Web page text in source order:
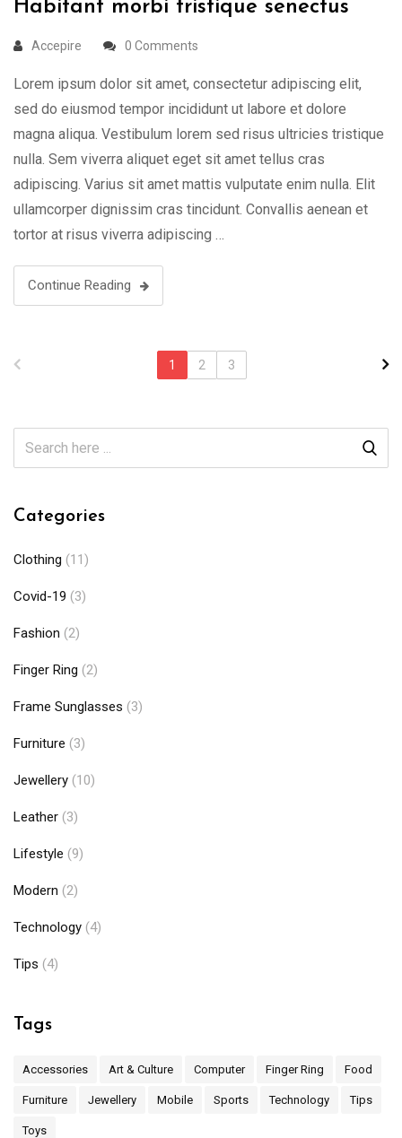
Habitant morbi tristique senectus
Accepire 0 Comments
Lorem ipsum dolor sit amet, consectetur adipiscing elit,
sed do eiusmod tempor incididunt ut labore et dolore
magna aliqua. Vestibulum lorem sed risus ultricies tristique
nulla. Sem viverra aliquet eget sit amet tellus cras
adipiscing. Varius sit amet mattis vulputate enim nulla. Elit
ullamcorper dignissim cras tincidunt. Convallis aenean et
tortor at risus viverra adipiscing …
Continue Reading
1 2 3
Categories
Clothing (11)
Covid-19 (3)
Fashion (2)
Finger Ring (2)
Frame Sunglasses (3)
Furniture (3)
Jewellery (10)
Leather (3)
Lifestyle (9)
Modern (2)
Technology (4)
Tips (4)
Tags
Accessories Art & Culture Computer Finger Ring Food
Furniture Jewellery Mobile Sports Technology Tips
Toys